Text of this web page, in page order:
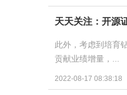
天天关注：开源
此外，考虑到培育
贡献业绩增量，...
2022-08-17 08:38:18